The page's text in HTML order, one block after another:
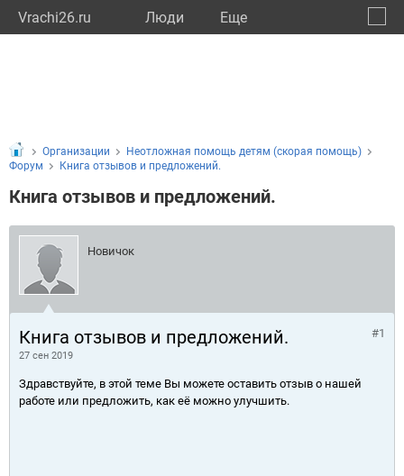
Vrachi26.ru Люди Eще
Организации
Неотложная помощь детям (скорая помощь)
Форум
Книга отзывов и предложений.
Книга отзывов и предложений.
Новичок
Книга отзывов и предложений.
27 сен 2019
#1
Здравствуйте, в этой теме Вы можете оставить отзыв о нашей
работе или предложить, как её можно улучшить.